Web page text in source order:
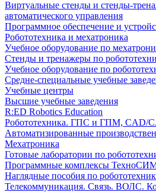
Виртуальные стенды и стенды-
автоматического управления
Программное обеспечение и
Робототехника и мехатроника
Учебное оборудование по
Стенды и тренажеры по
Учебное оборудование по
Средне-специальные учебные
Учебные центры
Высшие учебные заведения
R:ED Robotics Education
Робототехника. ГПС и ГПМ, CAD/
Автоматизированные
Мехатроника
Готовые лаборатории по
Программные комплексы
Наглядные пособия по
Телекоммуникация. Связь. ВОЛС.